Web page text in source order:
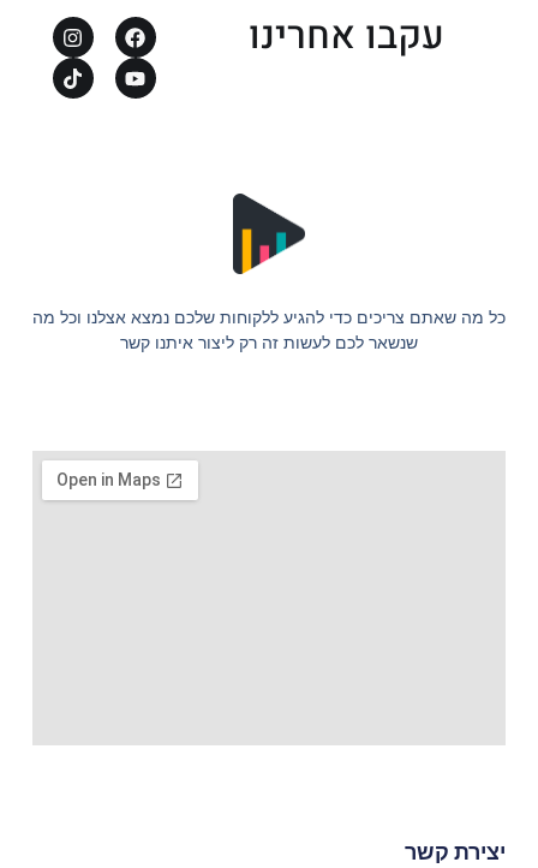
עקבו אחרינו
כל מה שאתם צריכים כדי להגיע ללקוחות שלכם נמצא אצלנו וכל מה
שנשאר לכם לעשות זה רק ליצור איתנו קשר
יצירת קשר